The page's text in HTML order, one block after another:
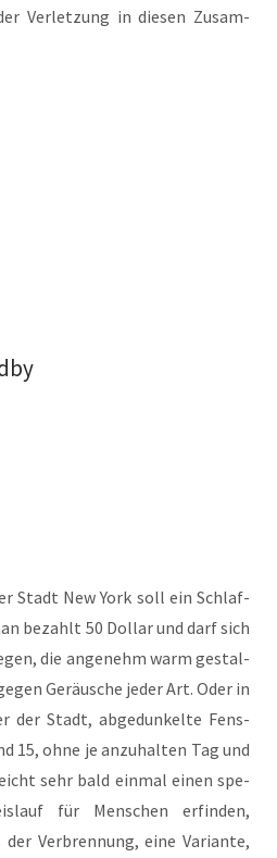
Ver­let­zung in die­sen Zusam­
Stadt New York soll ein Schlaf­
bezahlt 50 Dol­lar und darf sich
die ange­nehm warm gestal­
Geräu­sche jeder Art. Oder in
der Stadt, abge­dun­kel­te Fens­
15, ohne je anzu­hal­ten Tag und
sehr bald ein­mal einen spe­
für Men­schen erfin­den,
Ver­bren­nung, eine Vari­an­te,